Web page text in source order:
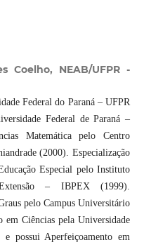
Coelho, NEAB/UFPR -
Federal do Paraná – UFPR
Federal de Paraná –
Matemática pelo Centro
(2000). Especialização
Especial pelo Instituto
– IBPEX (1999).
pelo Campus Universitário
em Ciências pela Universidade
possui Aperfeiçoamento em